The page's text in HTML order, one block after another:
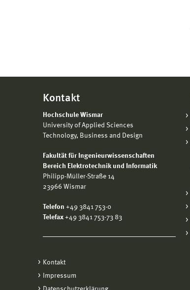
Kontakt
Hochschule Wismar
University of Applied Sciences
Technology, Business and Design
Fakultät für Ingenieurwissenschaften
Bereich Elektrotechnik und Informatik
Philipp-Müller-Straße 14
23966 Wismar
Telefon +49 3841 753-0
Telefax +49 3841 753-73 83
Kontakt
Impressum